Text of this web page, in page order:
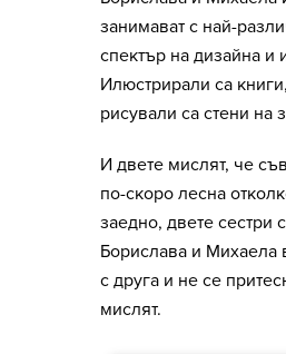
занимават с най-
спектър на дизайна и
Илюстрирали са
рисували са стени на
И двете мислят, че
по-скоро лесна
заедно, двете сестри
Борислава и Михаела
с друга и не се
мислят.